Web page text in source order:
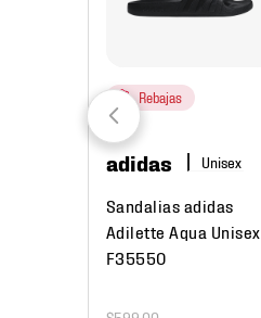
Rebajas
adidas
Sandalias adidas
Adilette Aqua Unisex
F35550